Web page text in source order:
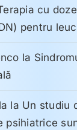
cu
pentru
la
la Un studiu
psihiatrice